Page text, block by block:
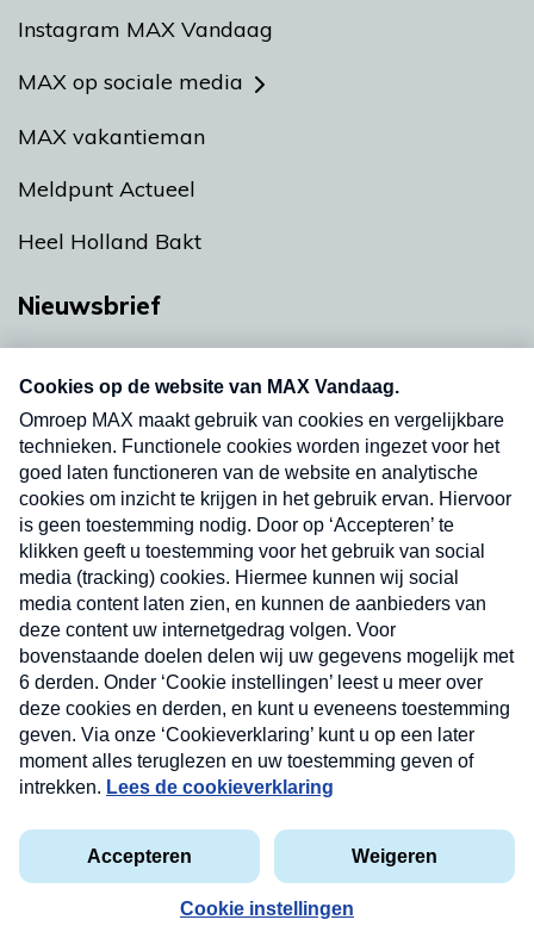
Instagram MAX Vandaag
MAX op sociale media
MAX vakantieman
Meldpunt Actueel
Heel Holland Bakt
Nieuwsbrief
nieuwsbrief. Elke vrijdag- en dinsdagochtend in
uw mailbox.
Verzend
Privacyverklaring
Cookieverklaring
Kwetsbaarheid melden
Copyright © 2026 MAX Vandaag - Omroep MAX
Nieuwsbrief
Neem hier een gratis abonnement op onze
nieuwsbrief. Elke vrijdag- en dinsdagochtend in uw